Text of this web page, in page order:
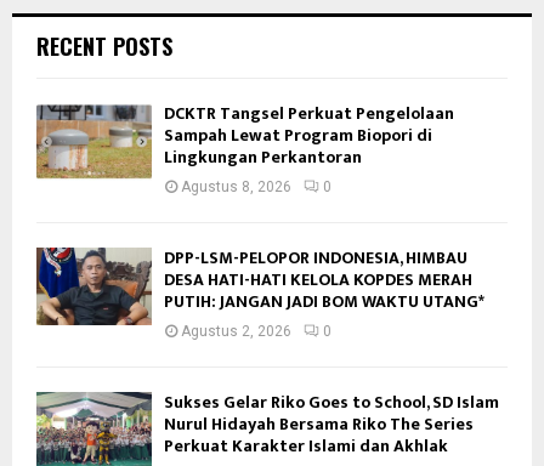
RECENT POSTS
DCKTR Tangsel Perkuat Pengelolaan
Sampah Lewat Program Biopori di
Lingkungan Perkantoran
Agustus 8, 2026 0
DPP-LSM-PELOPOR INDONESIA, HIMBAU
DESA HATI-HATI KELOLA KOPDES MERAH
PUTIH: JANGAN JADI BOM WAKTU UTANG*
Agustus 2, 2026 0
Sukses Gelar Riko Goes to School, SD Islam
Nurul Hidayah Bersama Riko The Series
Perkuat Karakter Islami dan Akhlak